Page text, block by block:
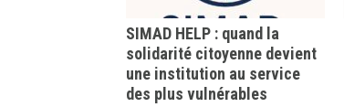
SIMAD HELP : quand la
solidarité citoyenne devient
une institution au service
des plus vulnérables